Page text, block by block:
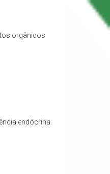
orgânicos
endócrina.